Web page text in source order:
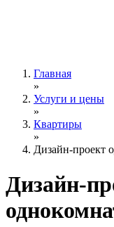
Главная
»
Услуги и цены
»
Квартиры
»
Дизайн-проект
Дизайн-